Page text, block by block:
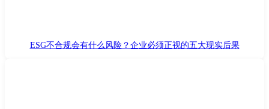
ESG不合规会有什么风险？企业必须正视的五大现实后果